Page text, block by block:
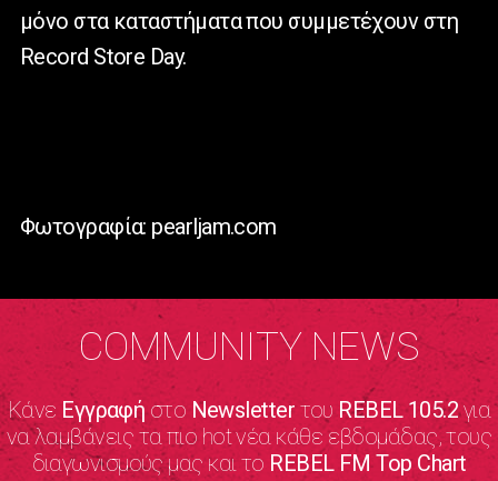
μόνο στα καταστήματα που συμμετέχουν στη
Record Store Day.
Φωτογραφία: pearljam.com
COMMUNITY NEWS
Κάνε Εγγραφήστο NewsletterτουREBEL 105.2για
να λαμβάνεις τα πιο hot νέα κάθε εβδομάδας, τους
διαγωνισμούς μας και το REBEL FM Top Chart